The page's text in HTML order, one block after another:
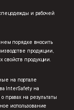
и рабочей
порядке вносить
продукции,
свойств продукции.
на портале
InterSafety на
правах на результаты
использование